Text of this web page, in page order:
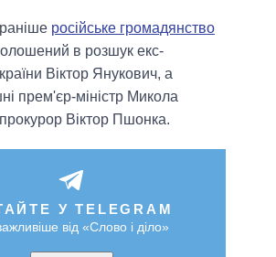
російське громадянство
в розшук екс-
Віктор Янукович, а
прем'єр-міністр Микола
Віктор Пшонка.
У TELEGRAM
від «Слово і діло»